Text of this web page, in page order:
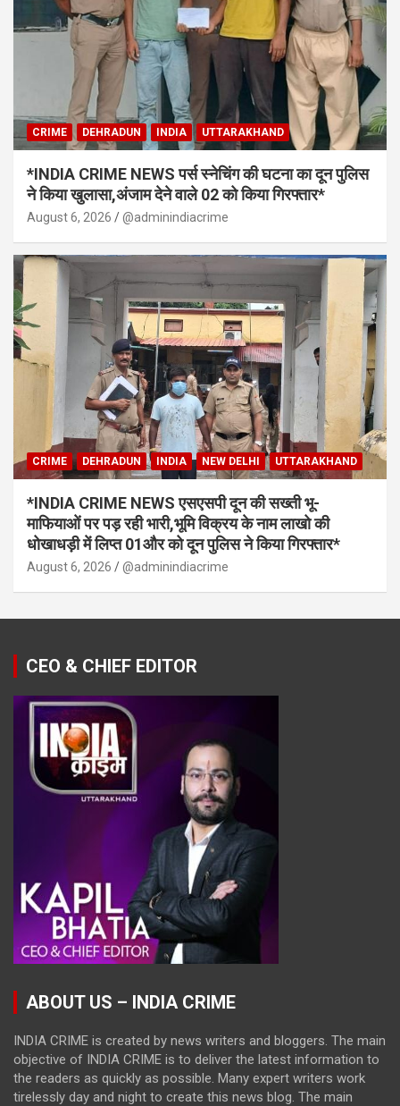
CRIME DEHRADUN INDIA UTTARAKHAND
*INDIA CRIME NEWS पर्स स्नेचिंग की घटना का दून पुलिस
ने किया खुलासा,अंजाम देने वाले 02 को किया गिरफ्तार*
August 6, 2026 @adminindiacrime
CRIME DEHRADUN INDIA NEW DELHI UTTARAKHAND
*INDIA CRIME NEWS एसएसपी दून की सख्ती भू-
माफियाओं पर पड़ रही भारी,भूमि विक्रय के नाम लाखो की
धोखाधड़ी में लिप्त 01और को दून पुलिस ने किया गिरफ्तार*
August 6, 2026 @adminindiacrime
CEO & CHIEF EDITOR
ABOUT US – INDIA CRIME
INDIA CRIME is created by news writers and bloggers. The main
objective of INDIA CRIME is to deliver the latest information to
the readers as quickly as possible. Many expert writers work
tirelessly day and night to create this news blog. The main